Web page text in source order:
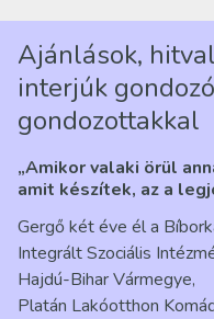
Ajánlások,
interjúk
gondozottakkal
„Amikor valaki örül
amit készítek, az a
Ribárszky Gergő
Gergő két éve él a
Integrált Szociális
Hajdú-Bihar Vármegye,
Platán Lakóotthon